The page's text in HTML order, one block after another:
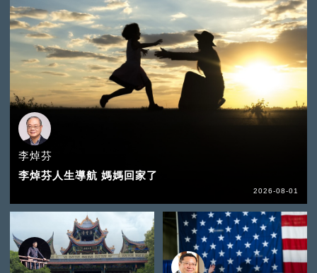
李焯芬
李焯芬人生導航 媽媽回家了
2026-08-01